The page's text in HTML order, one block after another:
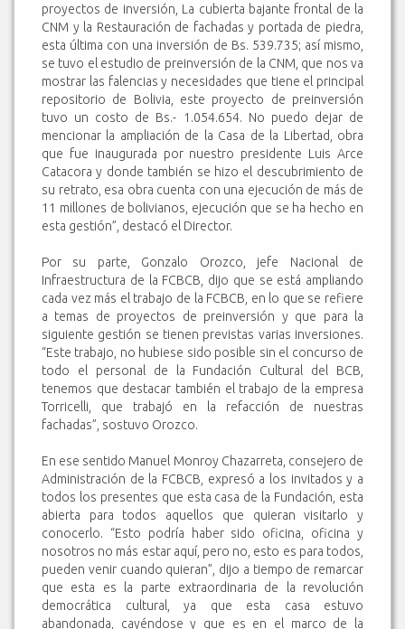
proyectos de inversión, La cubierta bajante frontal de la
CNM y la Restauración de fachadas y portada de piedra,
esta última con una inversión de Bs. 539.735; así mismo,
se tuvo el estudio de preinversión de la CNM, que nos va
mostrar las falencias y necesidades que tiene el principal
repositorio de Bolivia, este proyecto de preinversión
tuvo un costo de Bs.- 1.054.654. No puedo dejar de
mencionar la ampliación de la Casa de la Libertad, obra
que fue inaugurada por nuestro presidente Luis Arce
Catacora y donde también se hizo el descubrimiento de
su retrato, esa obra cuenta con una ejecución de más de
11 millones de bolivianos, ejecución que se ha hecho en
esta gestión”, destacó el Director.
Por su parte, Gonzalo Orozco, jefe Nacional de
Infraestructura de la FCBCB, dijo que se está ampliando
cada vez más el trabajo de la FCBCB, en lo que se refiere
a temas de proyectos de preinversión y que para la
siguiente gestión se tienen previstas varias inversiones.
“Este trabajo, no hubiese sido posible sin el concurso de
todo el personal de la Fundación Cultural del BCB,
tenemos que destacar también el trabajo de la empresa
Torricelli, que trabajó en la refacción de nuestras
fachadas”, sostuvo Orozco.
En ese sentido Manuel Monroy Chazarreta, consejero de
Administración de la FCBCB, expresó a los invitados y a
todos los presentes que esta casa de la Fundación, esta
abierta para todos aquellos que quieran visitarlo y
conocerlo. “Esto podría haber sido oficina, oficina y
nosotros no más estar aquí, pero no, esto es para todos,
pueden venir cuando quieran”, dijo a tiempo de remarcar
que esta es la parte extraordinaria de la revolución
democrática cultural, ya que esta casa estuvo
abandonada, cayéndose y que es en el marco de la